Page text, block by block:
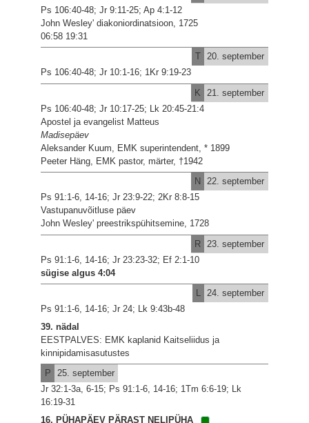
Ps 106:40-48; Jr 9:11-25; Ap 4:1-12
John Wesley' diakoniordinatsioon, 1725
06:58 19:31
T 20. september
Ps 106:40-48; Jr 10:1-16; 1Kr 9:19-23
K
21. september
Ps 106:40-48; Jr 10:17-25; Lk 20:45-21:4
Apostel ja evangelist Matteus
Madisepäev
Aleksander Kuum, EMK superintendent, * 1899
Peeter Häng, EMK pastor, märter, †1942
N
22. september
Ps 91:1-6, 14-16; Jr 23:9-22; 2Kr 8:8-15
Vastupanuvõitluse päev
John Wesley' preestrikspühitsemine, 1728
R
23. september
Ps 91:1-6, 14-16; Jr 23:23-32; Ef 2:1-10
sügise algus 4:04
L 24. september
Ps 91:1-6, 14-16; Jr 24; Lk 9:43b-48
39. nädal
EESTPALVES: EMK kaplanid Kaitseliidus ja
kinnipidamisasutustes
P
25. september
Jr 32:1-3a, 6-15; Ps 91:1-6, 14-16; 1Tm 6:6-19; Lk
16:19-31
16. PÜHAPÄEV PÄRAST NELIPÜHA